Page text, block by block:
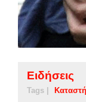
Ειδήσεις
Tags |